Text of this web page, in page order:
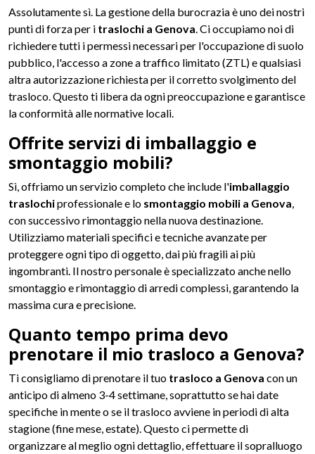
Assolutamente sì. La gestione della burocrazia è uno dei nostri
punti di forza per i traslochi a Genova. Ci occupiamo noi di
richiedere tutti i permessi necessari per l'occupazione di suolo
pubblico, l'accesso a zone a traffico limitato (ZTL) e qualsiasi
altra autorizzazione richiesta per il corretto svolgimento del
trasloco. Questo ti libera da ogni preoccupazione e garantisce
la conformità alle normative locali.
Offrite servizi di imballaggio e
smontaggio mobili?
Sì, offriamo un servizio completo che include l'imballaggio
traslochiprofessionale e lo smontaggio mobili a Genova,
con successivo rimontaggio nella nuova destinazione.
Utilizziamo materiali specifici e tecniche avanzate per
proteggere ogni tipo di oggetto, dai più fragili ai più
ingombranti. Il nostro personale è specializzato anche nello
smontaggio e rimontaggio di arredi complessi, garantendo la
massima cura e precisione.
Quanto tempo prima devo
prenotare il mio trasloco a Genova?
Ti consigliamo di prenotare il tuo trasloco a Genova con un
anticipo di almeno 3-4 settimane, soprattutto se hai date
specifiche in mente o se il trasloco avviene in periodi di alta
stagione (fine mese, estate). Questo ci permette di
organizzare al meglio ogni dettaglio, effettuare il sopralluogo